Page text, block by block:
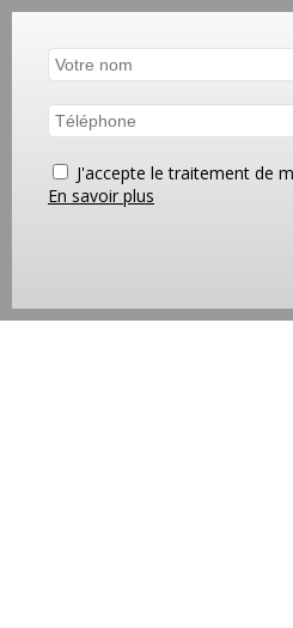
J'accepte le traitement de
En savoir plus